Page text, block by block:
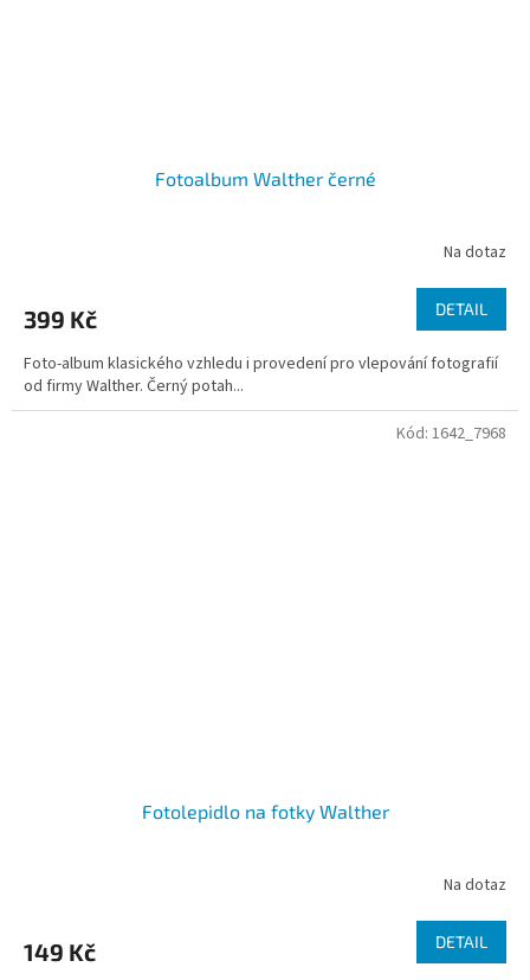
Fotoalbum Walther černé
Na dotaz
399 Kč DETAIL
Foto-album klasického vzhledu i provedení pro vlepování fotografií
od firmy Walther. Černý potah...
Fotolepidlo na fotky Walther
Na dotaz
149 Kč DETAIL
Kód: 1642_7968